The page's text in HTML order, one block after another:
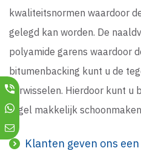
kwaliteitsnormen waardoor
gelegd kan worden. De
polyamide garens waardoor
bitumenbacking kunt u de
verwisselen. Hierdoor kunt u
tegel makkelijk
Klanten geven ons een